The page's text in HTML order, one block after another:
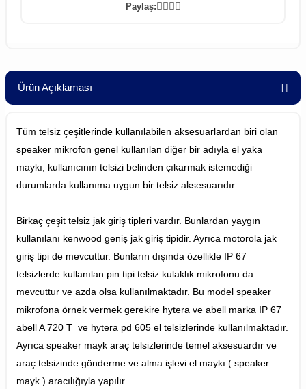
Paylaş:
Ürün Açıklaması
Tüm telsiz çeşitlerinde kullanılabilen aksesuarlardan biri olan
speaker mikrofon genel kullanılan diğer bir adıyla el yaka
maykı, kullanıcının telsizi belinden çıkarmak istemediği
durumlarda kullanıma uygun bir telsiz aksesuarıdır.
Birkaç çeşit telsiz jak giriş tipleri vardır. Bunlardan yaygın
kullanılanı kenwood geniş jak giriş tipidir. Ayrıca motorola jak
giriş tipi de mevcuttur. Bunların dışında özellikle IP 67
telsizlerde kullanılan pin tipi telsiz kulaklık mikrofonu da
mevcuttur ve azda olsa kullanılmaktadır. Bu model speaker
mikrofona örnek vermek gerekire hytera ve abell marka IP 67
abell A 720 T ve hytera pd 605 el telsizlerinde kullanılmaktadır.
Ayrıca speaker mayk araç telsizlerinde temel aksesuardır ve
araç telsizinde gönderme ve alma işlevi el maykı ( speaker
mayk ) aracılığıyla yapılır.